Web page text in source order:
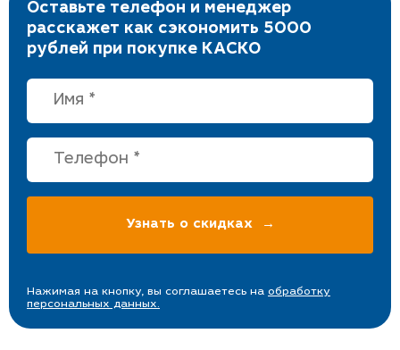
Оставьте телефон и менеджер
расскажет как сэкономить 5000
рублей при покупке КАСКО
Нажимая на кнопку, вы соглашаетесь на обработку
персональных данных.